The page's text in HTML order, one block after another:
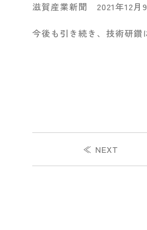
滋賀産業新聞 2021年12月9
今後も引き続き、技術研鑽
≪ NEXT